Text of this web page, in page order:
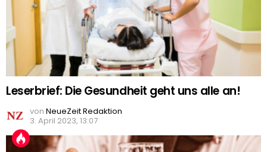
Leserbrief: Die Gesundheit geht uns alle an!
von NeueZeit Redaktion
3. April 2023, 13:07